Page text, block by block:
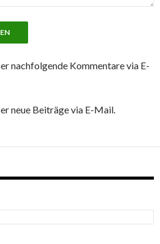
nachfolgende Kommentare via E-
neue Beiträge via E-Mail.